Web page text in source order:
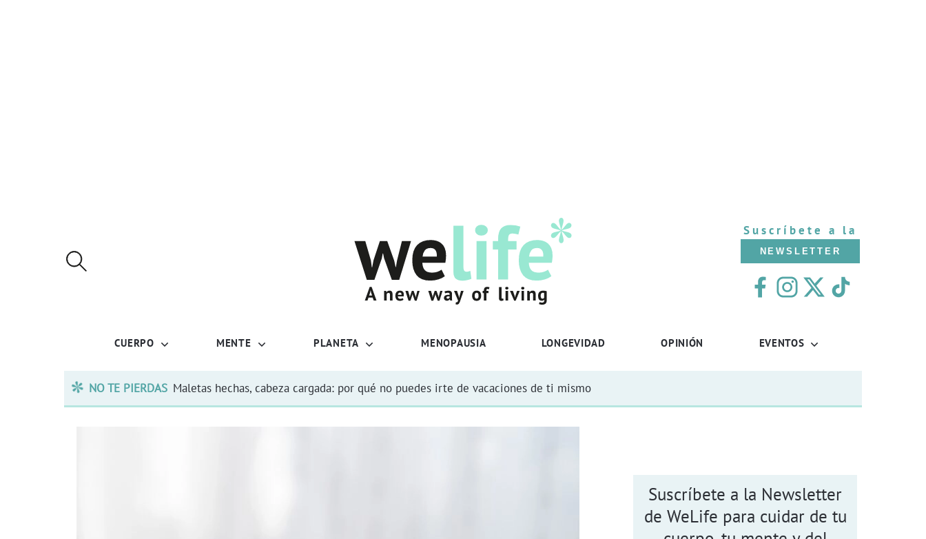
Suscríbete a la
NEWSLETTER
CUERPO MENTE PLANETA MENOPAUSIA LONGEVIDAD OPINIÓN EVENTOS
NO TE PIERDAS Maletas hechas, cabeza cargada: por qué no puedes irte de vacaciones de ti mismo
Suscríbete a la Newsletter
de WeLife para cuidar de tu